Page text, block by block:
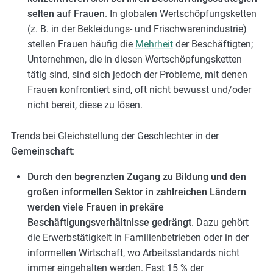
selten auf Frauen. In globalen Wertschöpfungsketten
(z. B. in der Bekleidungs- und Frischwarenindustrie)
stellen Frauen häufig die Mehrheitder Beschäftigten;
Unternehmen, die in diesen Wertschöpfungsketten
tätig sind, sind sich jedoch der Probleme, mit denen
Frauen konfrontiert sind, oft nicht bewusst und/oder
nicht bereit, diese zu lösen.
Trends bei Gleichstellung der Geschlechter in der
Gemeinschaft:
Durch den begrenzten Zugang zu Bildung und den
großen informellen Sektor in zahlreichen Ländern
werden viele Frauen in prekäre
Beschäftigungsverhältnisse gedrängt. Dazu gehört
die Erwerbstätigkeit in Familienbetrieben oder in der
informellen Wirtschaft, wo Arbeitsstandards nicht
immer eingehalten werden. Fast 15 % der